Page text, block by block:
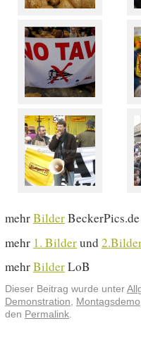
mehrBilderBeckerPics.de
mehr 1. Bilderund
mehrBilderLoB
Dieser Beitrag wurde unter
Demonstration, Montagsdemo
den Permalink.